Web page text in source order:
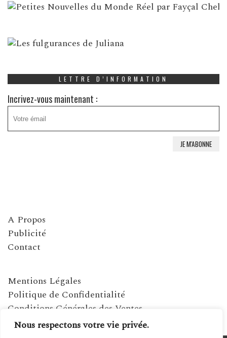
Nous respectons votre vie privée.
LETTRE D’INFORMATION
Incrivez-vous maintenant :
A Propos
Publicité
Contact
Mentions Légales
Politique de Confidentialité
Conditions Générales des Ventes